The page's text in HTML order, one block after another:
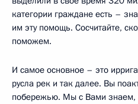
категории граждане есть –
им эту помощь. Сосчитайте,
поможем.
И самое основное – это
русла рек и так далее. Вы
побережью. Мы с Вами знаем,